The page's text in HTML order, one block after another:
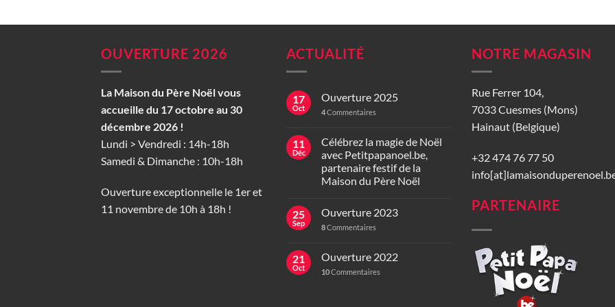
OUVERTURE 2026
La Maison du Père Noël vous
accueille du 17 octobre au 30
décembre 2026 !
Lundi > Vendredi : 14h-18h
Samedi & Dimanche : 10h-18h
Ouverture exceptionnelle le 1er et
11 novembre de 10h à 18h !
ACTUALITÉ
17
Oct
Ouverture 2025
4Commentaires
11
Déc
Célébrez la magie de Noël
avec Petitpapanoel.be,
partenaire festif de la
Maison du Père Noël
25
Sep
Ouverture 2023
8Commentaires
21
Oct
Ouverture 2022
10Commentaires
NOTRE MAGASIN
Rue Ferrer 104,
7033 Cuesmes (Mons)
Hainaut (Belgique)
+32 474 76 77 50
PARTENAIRE